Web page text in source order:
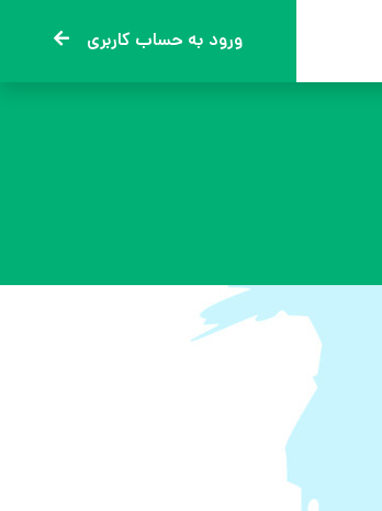
ورود به حساب کاربری